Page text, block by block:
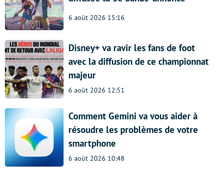
6 août 2026 15:16
Disney+ va ravir les fans de foot
avec la diffusion de ce championnat
majeur
6 août 2026 12:51
Comment Gemini va vous aider à
résoudre les problèmes de votre
smartphone
6 août 2026 10:48